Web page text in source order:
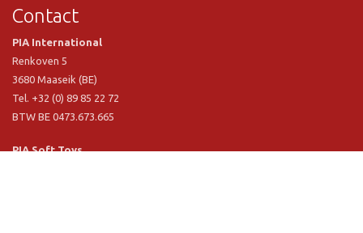
Contact
PIA International
Renkoven 5
3680 Maaseik (BE)
Tel. +32 (0) 89 85 22 72
BTW BE 0473.673.665
PIA Soft Toys